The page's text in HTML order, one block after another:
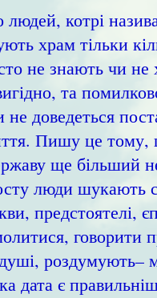
котрі
храм тільки
не знають чи
та
доведеться
Пишу це тому,
ще більший
люди шукають
предстоятелі,
говорити
роздумують–
дата є